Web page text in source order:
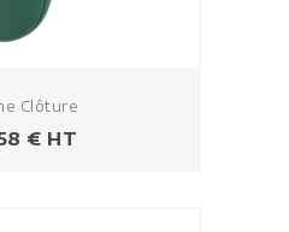
Clôture
€ HT